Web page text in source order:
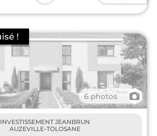
6 photos 📷
INVESTISSEMENT JEANBRUN
AUZEVILLE-TOLOSANE